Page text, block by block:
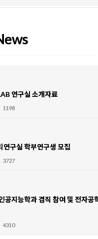
연구실 소개자료
1198
연구실 학부연구생 모집
3727
공지능학과 겸직 참여 및 전자공
4310